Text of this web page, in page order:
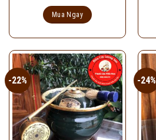
120.000 ₫.
Mua Ngay
-22% -24%